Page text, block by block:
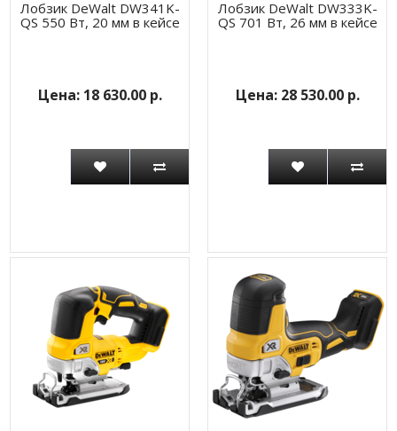
Лобзик DeWalt DW341K-
QS 550 Вт, 20 мм в кейсе
18 630.00 р.
Лобзик DeWalt DW333K-
QS 701 Вт, 26 мм в кейсе
28 530.00 р.